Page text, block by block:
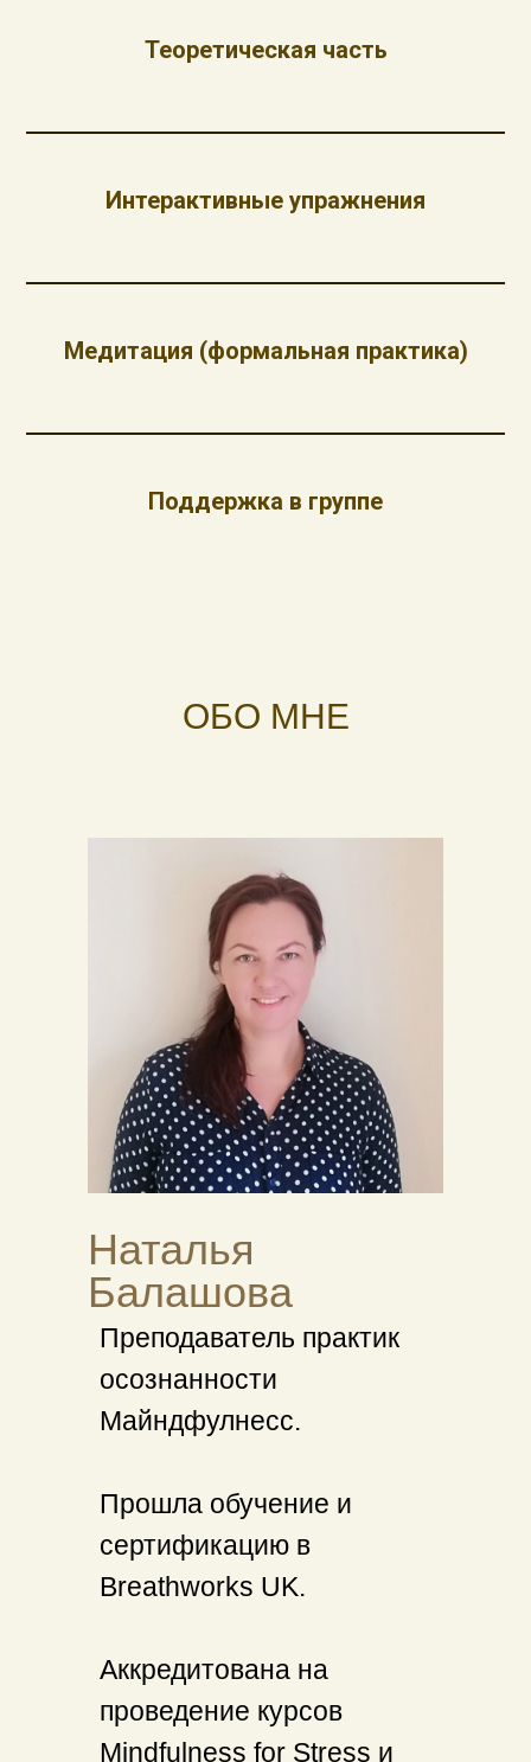
Теоретическая часть
Интерактивные упражнения
Медитация (формальная практика)
Поддержка в группе
ОБО МНЕ
Наталья
Балашова
Преподаватель практик
осознанности
Майндфулнесс.
Прошла обучение и
сертификацию в
Breathworks UK.
Аккредитована на
проведение курсов
Mindfulness for Stress и